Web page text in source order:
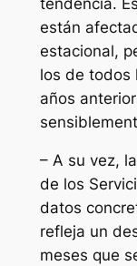
están
estacional,
los de todos
años
– A su vez,
de los
datos
refleja un
meses que